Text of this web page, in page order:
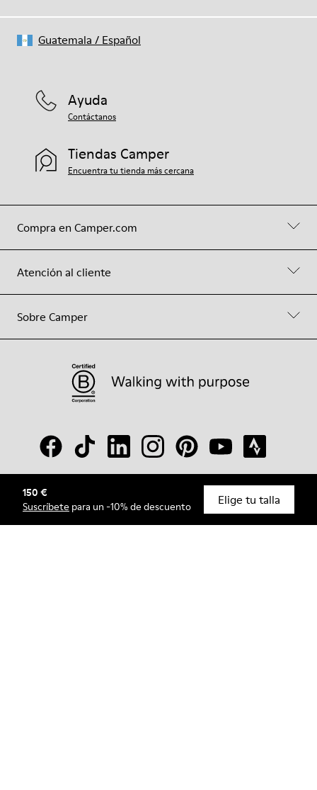
150 €
Suscríbete para un -10% de descuento Elige tu talla
Compra en Camper.com
Atención al cliente
Sobre Camper
Ayuda
Contáctanos
Tiendas Camper
Encuentra tu tienda más cercana
© Camper, 2026
Guatemala / Español